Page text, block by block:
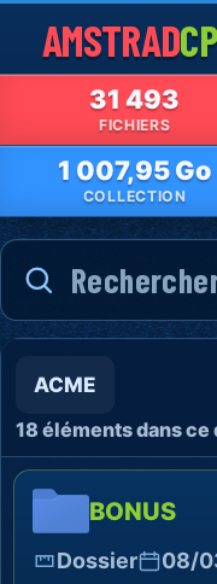
AMSTRAD
31 493
FICHIERS
1 007,95 Go
COLLECTION
ACME
18 éléments dans ce
BONUS
Dossier 08/